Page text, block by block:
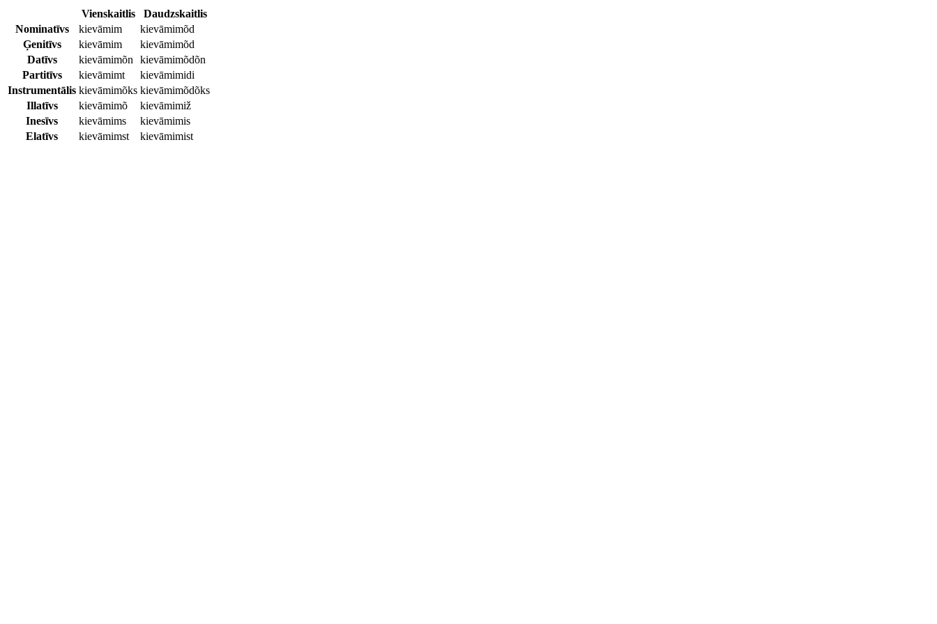
Vienskaitlis
Daudzskaitlis
Nominatīvs
kievāmim
kievāmimõd
Ģenitīvs
kievāmim
kievāmimõd
Datīvs
kievāmimõn
kievāmimõdõn
Partitīvs
kievāmimt
kievāmimidi
Instrumentālis kievāmimõks kievāmimõdõks
Illatīvs
kievāmimõ
kievāmimiž
Inesīvs
kievāmims
kievāmimis
Elatīvs
kievāmimst kievāmimist